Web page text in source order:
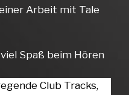
Arbeit mit Tale
Spaß beim Hören
Club Tracks,